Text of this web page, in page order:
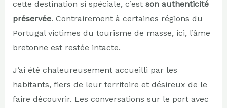
cette destination si spéciale, c’est son authenticité
préservée. Contrairement à certaines régions du
Portugal victimes du tourisme de masse, ici, l’âme
bretonne est restée intacte.
J’ai été chaleureusement accueilli par les
habitants, fiers de leur territoire et désireux de le
faire découvrir. Les conversations sur le port avec